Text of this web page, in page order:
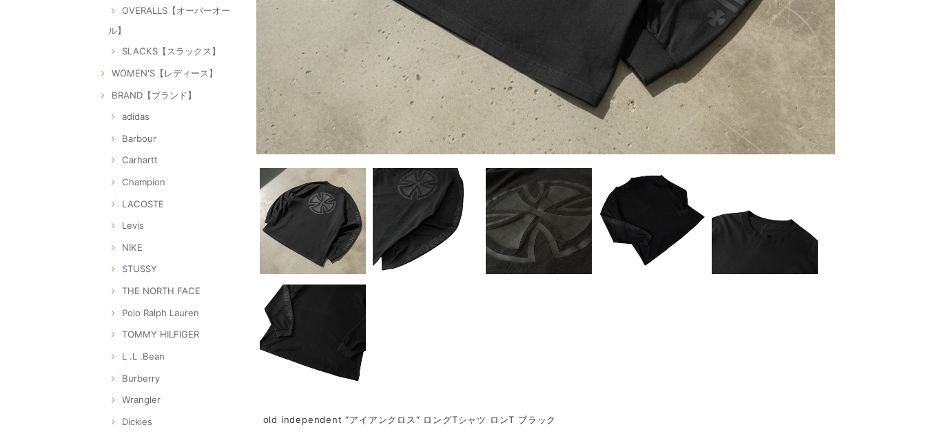
OVERALLS【オーバーオー
ル】
SLACKS【スラックス】
WOMEN'S【レディース】
BRAND【ブランド】
adidas
Barbour
Carhartt
Champion
LACOSTE
Levis
NIKE
STUSSY
THE NORTH FACE
Polo Ralph Lauren
TOMMY HILFIGER
L .L .Bean
Burberry
Wrangler
Dickies
old independent “アイアンクロス“ ロングTシャツ ロンT ブラック